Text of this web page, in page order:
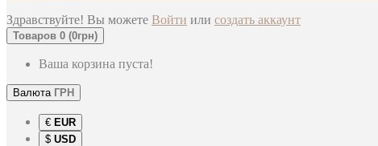
Здравствуйте! Вы можете Войти или создать аккаунт
Товаров 0 (0грн)
Ваша корзина пуста!
Валюта ГРН
€ EUR
$ USD